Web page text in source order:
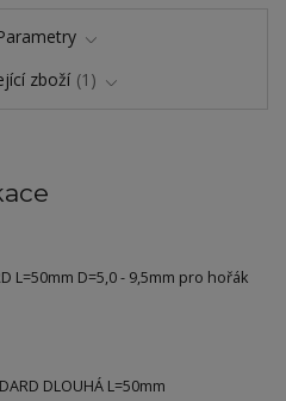
zboží 1
L=50mm D=5,0 - 9,5mm pro hořák
DLOUHÁ L=50mm